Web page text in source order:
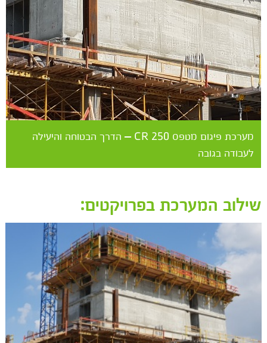
מערכת פיגום מטפס CR 250 – הדרך הבטוחה והיעילה
לעבודה בגובה
שילוב המערכת בפרויקטים: